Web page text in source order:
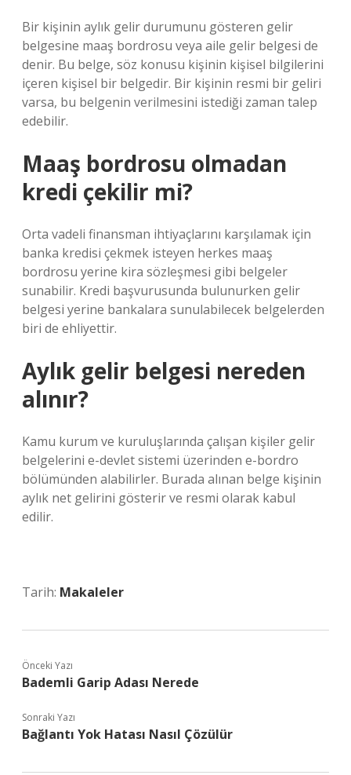
Bir kişinin aylık gelir durumunu gösteren gelir
belgesine maaş bordrosu veya aile gelir belgesi de
denir. Bu belge, söz konusu kişinin kişisel bilgilerini
içeren kişisel bir belgedir. Bir kişinin resmi bir geliri
varsa, bu belgenin verilmesini istediği zaman talep
edebilir.
Maaş bordrosu olmadan
kredi çekilir mi?
Orta vadeli finansman ihtiyaçlarını karşılamak için
banka kredisi çekmek isteyen herkes maaş
bordrosu yerine kira sözleşmesi gibi belgeler
sunabilir. Kredi başvurusunda bulunurken gelir
belgesi yerine bankalara sunulabilecek belgelerden
biri de ehliyettir.
Aylık gelir belgesi nereden
alınır?
Kamu kurum ve kuruluşlarında çalışan kişiler gelir
belgelerini e-devlet sistemi üzerinden e-bordro
bölümünden alabilirler. Burada alınan belge kişinin
aylık net gelirini gösterir ve resmi olarak kabul
edilir.
Tarih: Makaleler
Önceki Yazı
Bademli Garip Adası Nerede
Sonraki Yazı
Bağlantı Yok Hatası Nasıl Çözülür